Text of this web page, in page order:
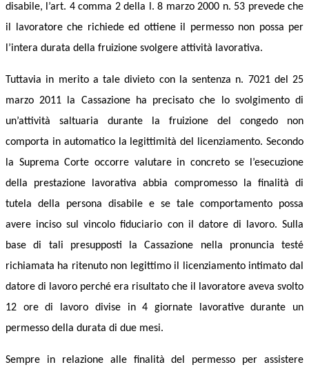
disabile, l’art. 4 comma 2 della l. 8 marzo 2000 n. 53 prevede che
il lavoratore che richiede ed ottiene il permesso non possa per
l’intera durata della fruizione svolgere attività lavorativa.
Tuttavia in merito a tale divieto con la sentenza n. 7021 del 25
marzo2011
la Cassazione ha precisato che lo svolgimento di
un’attività saltuaria durante la fruizione del congedo non
comporta in automatico la legittimità del licenziamento.Secondo
la Suprema Corte occorre valutare in concreto se l’esecuzione
della prestazione lavorativa abbia compromesso la finalità di
tutela della persona disabile e se tale comportamento possa
avere inciso sul vincolo fiduciario con il
datore di lavoro. Sulla
base di tali presupposti la Cassazione nella pronuncia testé
richiamata ha ritenuto non legittimo il licenziamento intimato dal
datore di lavoro perché era risultato che il lavoratore aveva svolto
12 ore di lavoro divise in 4 giornate lavorative durante un
permesso della durata di due mesi.
Sempre in relazione alle finalità del permesso per assistere